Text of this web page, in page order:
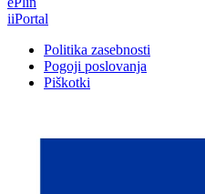
iiPortal
Politika zasebnosti
Pogoji poslovanja
Piškotki